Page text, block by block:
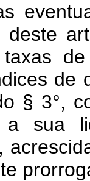
deste
§ 3°,
a sua